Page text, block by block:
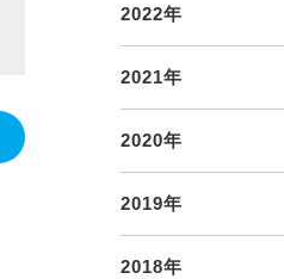
2022年
2021年
2020年
2019年
2018年